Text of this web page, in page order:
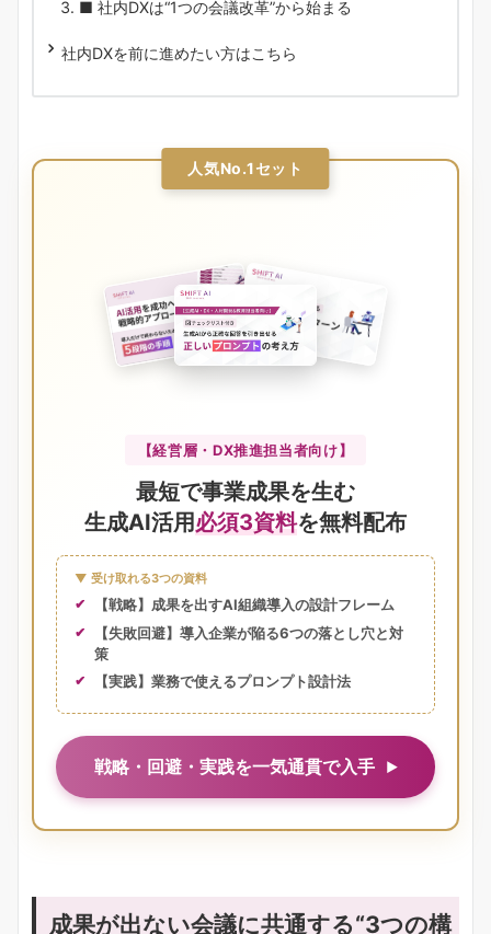
■ 社内DXは“1つの会議改革”から始まる
社内DXを前に進めたい方はこちら
人気No.1セット
【経営層・DX推進担当者向け】
最短で事業成果を生む
生成AI活用必須3資料を無料配布
▼ 受け取れる3つの資料
【戦略】成果を出すAI組織導入の設計フレーム
【失敗回避】導入企業が陥る6つの落とし穴と対
策
【実践】業務で使えるプロンプト設計法
戦略・回避・実践を一気通貫で入手
成果が出ない会議に共通する“3つの構